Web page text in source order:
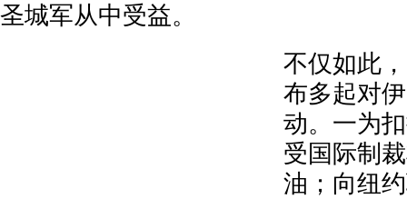
圣城军从中受益。
不仅如此
布多起对
动。一为
受国际制
油；向纽